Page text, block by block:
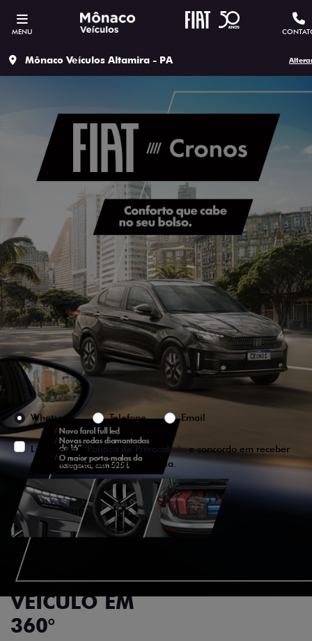
MENU
Mônaco Veículos Altamira - PA
ESTOU INTERESSADO
Versão escolhida
Preferência de contato:
Whatsapp
Telefone Email
Li e aceito a Política de Privacidadee concordo em receber
comunicações da concessionária.
ENTRAR EM CONTATO
VISUALIZE O
VEÍCULO EM
360°